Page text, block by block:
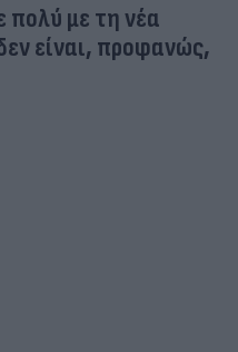
πολύ με τη νέα
είναι, προφανώς,